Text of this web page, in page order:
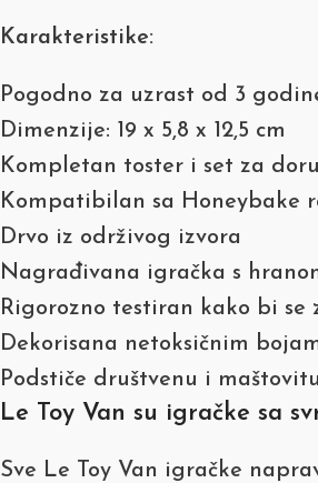
Karakteristike:
Pogodno za uzrast od 3
Dimenzije: 19 x 5,8 x 12,5 cm
Kompletan toster i set za
Kompatibilan sa Honeybake
Drvo iz održivog izvora
Nagrađivana igračka s
Rigorozno testiran kako bi
Dekorisana netoksičnim
Podstiče društvenu i
Le Toy Van su igračke sa
Sve Le Toy Van igračke